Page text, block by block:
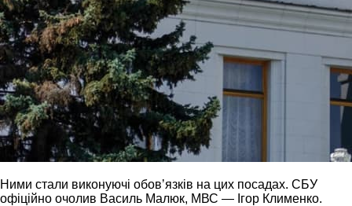
Ними стали виконуючі обовʼязків на цих посадах. СБУ
офіційно очолив Василь Малюк, МВС — Ігор Клименко.